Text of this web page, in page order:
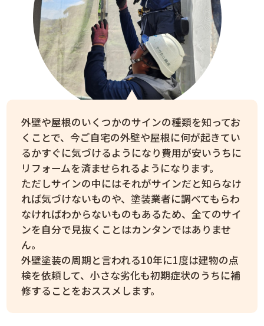
外壁や屋根のいくつかのサインの種類を知ってお
くことで、今ご自宅の外壁や屋根に何が起きてい
るかすぐに気づけるようになり費用が安いうちに
リフォームを済ませられるようになります。
ただしサインの中にはそれがサインだと知らなけ
れば気づけないものや、塗装業者に調べてもらわ
なければわからないものもあるため、全てのサイ
ンを自分で見抜くことはカンタンではありませ
ん。
外壁塗装の周期と言われる10年に1度は建物の点
検を依頼して、小さな劣化も初期症状のうちに補
修することをおススメします。